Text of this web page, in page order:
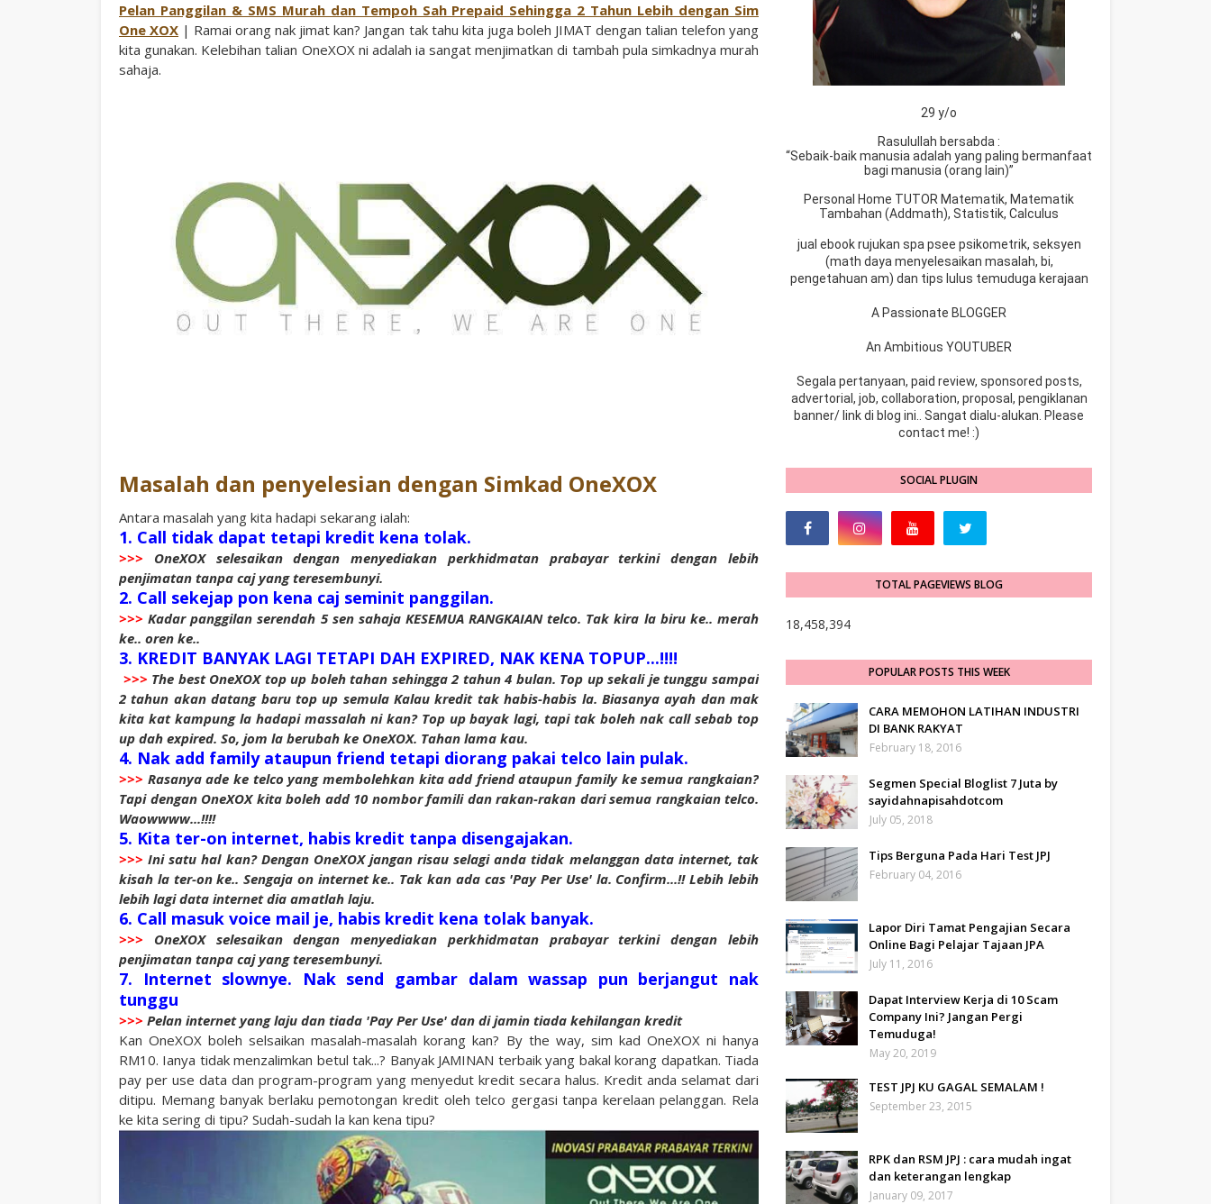
Pelan Panggilan & SMS Murah dan Tempoh Sah Prepaid Sehingga 2 Tahun Lebih dengan Sim
One XOX | Ramai orang nak jimat kan? Jangan tak tahu kita juga boleh JIMAT dengan talian telefon yang
kita gunakan. Kelebihan talian OneXOX ni adalah ia sangat menjimatkan di tambah pula simkadnya murah
sahaja.
Masalah dan penyelesian dengan Simkad OneXOX
Antara masalah yang kita hadapi sekarang ialah:
1. Call tidak dapat tetapi kredit kena tolak.
>>> OneXOX selesaikan dengan menyediakan perkhidmatan prabayar terkini dengan lebih
penjimatan tanpa caj yang teresembunyi.
2. Call sekejap pon kena caj seminit panggilan.
>>> Kadar panggilan serendah 5 sen sahaja KESEMUA RANGKAIAN telco. Tak kira la biru ke.. merah
ke.. oren ke..
3. KREDIT BANYAK LAGI TETAPI DAH EXPIRED, NAK KENA TOPUP...!!!!
>>> The best OneXOX top up boleh tahan sehingga 2 tahun 4 bulan. Top up sekali je tunggu sampai
2 tahun akan datang baru top up semula Kalau kredit tak habis-habis la. Biasanya ayah dan mak
kita kat kampung la hadapi massalah ni kan? Top up bayak lagi, tapi tak boleh nak call sebab top
up dah expired. So, jom la berubah ke OneXOX. Tahan lama kau.
4. Nak add family ataupun friend tetapi diorang pakai telco lain pulak.
>>> Rasanya ade ke telco yang membolehkan kita add friend ataupun family ke semua rangkaian?
Tapi dengan OneXOX kita boleh add 10 nombor famili dan rakan-rakan dari semua rangkaian telco.
Waowwww...!!!!
5. Kita ter-on internet, habis kredit tanpa disengajakan.
>>> Ini satu hal kan? Dengan OneXOX jangan risau selagi anda tidak melanggan data internet, tak
kisah la ter-on ke.. Sengaja on internet ke.. Tak kan ada cas 'Pay Per Use' la. Confirm...!! Lebih lebih
lebih lagi data internet dia amatlah laju.
6. Call masuk voice mail je, habis kredit kena tolak banyak.
>>> OneXOX selesaikan dengan menyediakan perkhidmatan prabayar terkini dengan lebih
penjimatan tanpa caj yang teresembunyi.
7. Internet slownye. Nak send gambar dalam wassap pun berjangut nak
tunggu
>>> Pelan internet yang laju dan tiada 'Pay Per Use' dan di jamin tiada kehilangan kredit
Kan OneXOX boleh selsaikan masalah-masalah korang kan? By the way, sim kad OneXOX ni hanya
RM10. Ianya tidak menzalimkan betul tak...? Banyak JAMINAN terbaik yang bakal korang dapatkan. Tiada
pay per use data dan program-program yang menyedut kredit secara halus. Kredit anda selamat dari
ditipu. Memang banyak berlaku pemotongan kredit oleh telco gergasi tanpa kerelaan pelanggan. Rela
ke kita sering di tipu? Sudah-sudah la kan kena tipu?
29 y/o
Rasulullah bersabda :
“Sebaik-baik manusia adalah yang paling bermanfaat
bagi manusia (orang lain)”
Personal Home TUTOR Matematik, Matematik
Tambahan (Addmath), Statistik, Calculus
jual ebook rujukan spa psee psikometrik, seksyen
(math daya menyelesaikan masalah, bi,
pengetahuan am) dan tips lulus temuduga kerajaan
A Passionate BLOGGER
An Ambitious YOUTUBER
Segala pertanyaan, paid review, sponsored posts,
advertorial, job, collaboration, proposal, pengiklanan
banner/ link di blog ini.. Sangat dialu-alukan. Please
contact me! :)
SOCIAL PLUGIN
TOTAL PAGEVIEWS BLOG
18,458,394
POPULAR POSTS THIS WEEK
CARA MEMOHON LATIHAN INDUSTRI
DI BANK RAKYAT
February 18, 2016
Segmen Special Bloglist 7 Juta by
sayidahnapisahdotcom
July 05, 2018
Tips Berguna Pada Hari Test JPJ
February 04, 2016
Lapor Diri Tamat Pengajian Secara
Online Bagi Pelajar Tajaan JPA
July 11, 2016
Dapat Interview Kerja di 10 Scam
Company Ini? Jangan Pergi
Temuduga!
May 20, 2019
TEST JPJ KU GAGAL SEMALAM !
September 23, 2015
RPK dan RSM JPJ : cara mudah ingat
dan keterangan lengkap
January 09, 2017